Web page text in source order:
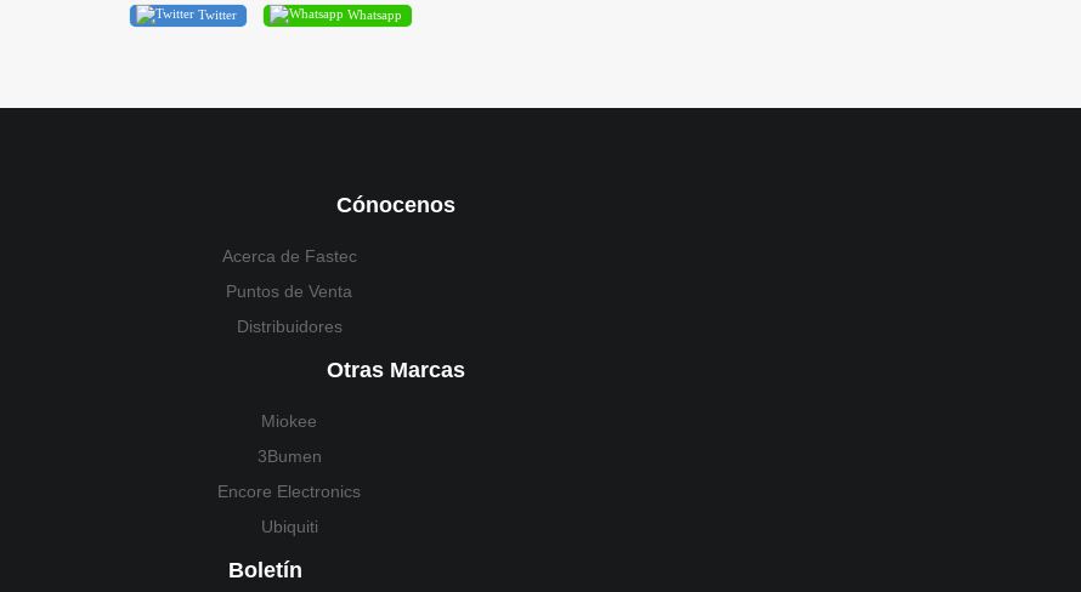
Twitter Whatsapp
Cónocenos
Acerca de Fastec
Puntos de Venta
Distribuidores
Otras Marcas
Miokee
3Bumen
Encore Electronics
Ubiquiti
Boletín